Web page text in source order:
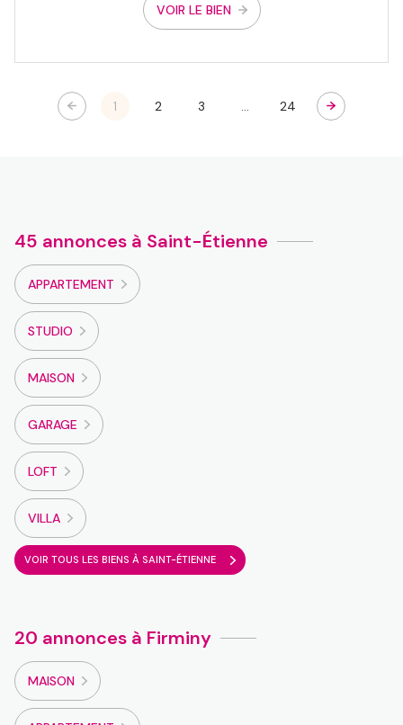
VOIR LE BIEN
1 2 3 24
45 annonces à Saint-Étienne
APPARTEMENT
STUDIO
MAISON
GARAGE
LOFT
VILLA
VOIR TOUS LES BIENS À SAINT-ÉTIENNE
20 annonces à Firminy
MAISON